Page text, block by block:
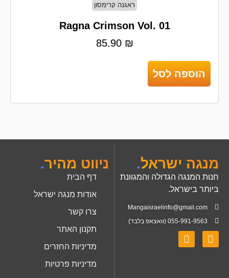
ראגנה קרימסון
Ragna Crimson Vol. 01
85.90 ₪
הוספה לסל
מנגה ישראל.
חנות המנגה הגדולה והמגוונת
ביותר בישראל.
Mangaisraelinfo@gmail.com
055-991-9563 (וואצאפ בלבד)
ניווט מהיר.
דף הבית
אודות מנגה ישראל
צרו קשר
תקנון האתר
מדיניות החזרים
מדיניות פרטיות